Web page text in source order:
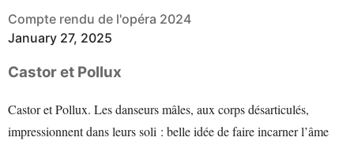
Compte rendu de l'opéra 2024
January 27, 2025
Castor et Pollux
Castor et Pollux. Les danseurs mâles, aux corps désarticulés,
impressionnent dans leurs soli : belle idée de faire incarner l’âme